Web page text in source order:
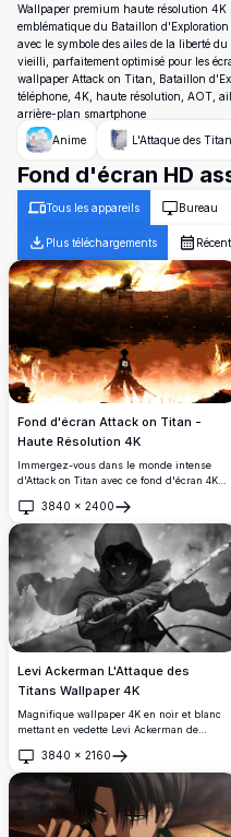
Wallpaper premium haute résolution 4K
emblématique du Bataillon
avec le symbole des ailes de la liberté
vieilli, parfaitement optimisé pour les
wallpaper Attack on Titan, Bataillon
téléphone, 4K, haute résolution, AOT,
arrière-plan smartphone
Anime
L'Attaque des
Fond d'écran HD
Tous les appareils Bureau
Plus téléchargements Récent
Fond d'écran Attack on Titan -
Haute Résolution 4K
Immergez-vous dans le monde intense
d'Attack on Titan avec ce fond d'écran 4K
dramatique d'un membre du Régiment
d'Éclaireurs sur un fond enflammé et un
titan colossal franchissant le mur, cette
œuvre capture l'échelle épique et la
tension de la série.
3840 × 2400
Ouvrir
Levi Ackerman L'Attaque des
Titans Wallpaper 4K
Magnifique wallpaper 4K en noir et blanc
mettant en vedette Levi Ackerman de
combat dramatique. Œuvre d'art animé
haute résolution présentant le capitaine du
Bataillon d'Exploration avec son
équipement tridimensionnel iconique et
son expression déterminée sur fond
3840 × 2160
Ouvrir